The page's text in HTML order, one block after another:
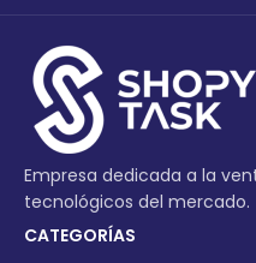
Empresa dedicada a la
tecnológicos del mercado.
CATEGORÍAS